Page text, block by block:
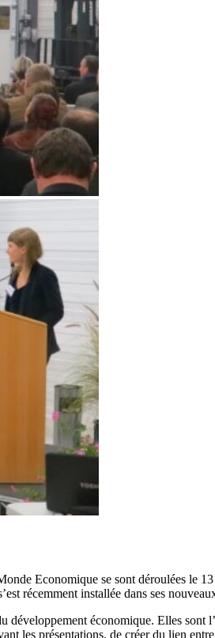
Economique se sont déroulées le
récemment installée dans ses
développement économique. Elles sont
les présentations, de créer du lien